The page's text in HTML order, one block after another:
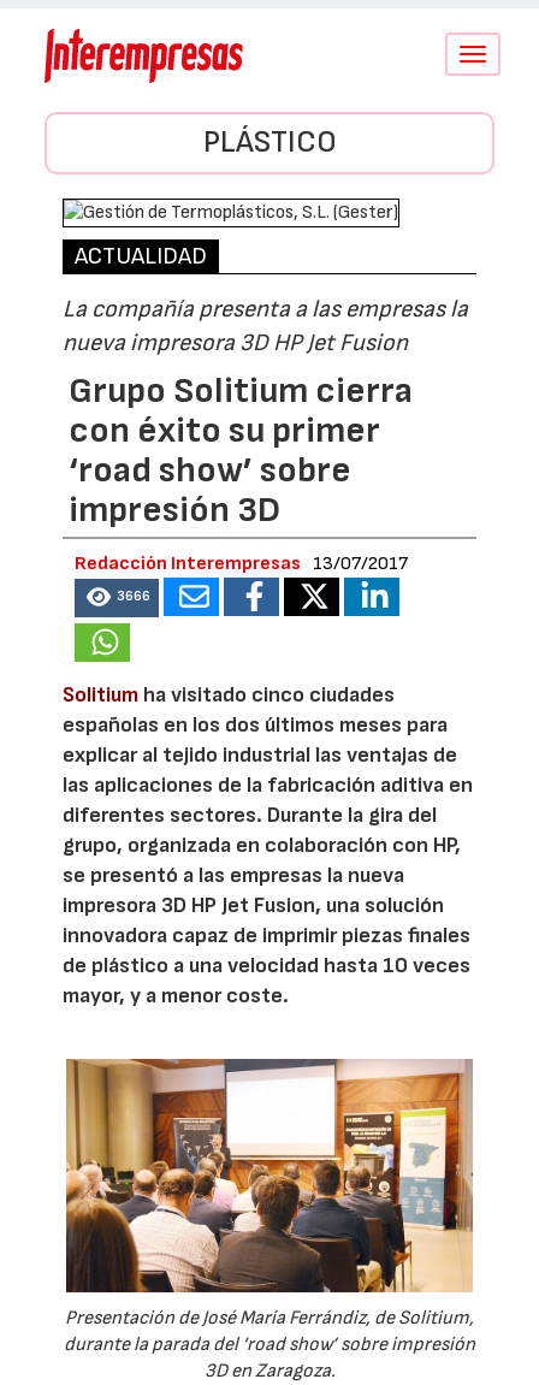
Conmutar
PLÁSTICO
ACTUALIDAD
La compañía presenta a las empresas la
nueva impresora 3D HP Jet Fusion
Grupo Solitium cierra
con éxito su primer
‘road show’ sobre
impresión 3D
Redacción Interempresas 13/07/2017
3666
Solitium ha visitado cinco ciudades
españolas en los dos últimos meses para
explicar al tejido industrial las ventajas de
las aplicaciones de la fabricación aditiva en
diferentes sectores. Durante la gira del
grupo, organizada en colaboración con HP,
se presentó a las empresas la nueva
impresora 3D HP Jet Fusion, una solución
innovadora capaz de imprimir piezas finales
de plástico a una velocidad hasta 10 veces
mayor, y a menor coste.
Presentación de José María Ferrándiz, de Solitium,
durante la parada del ‘road show’ sobre impresión
3D en Zaragoza.